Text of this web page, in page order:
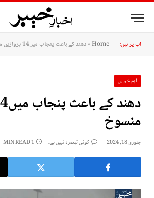
آپ پر ہیں: Home
»دھند کے باعث پنجاب میں14 پروازیں منسوخ
اہم خبریں
منسوخ
جنوری 18, 2024 کوئی تبصرہ نہیں ہے۔ 1 MIN READ